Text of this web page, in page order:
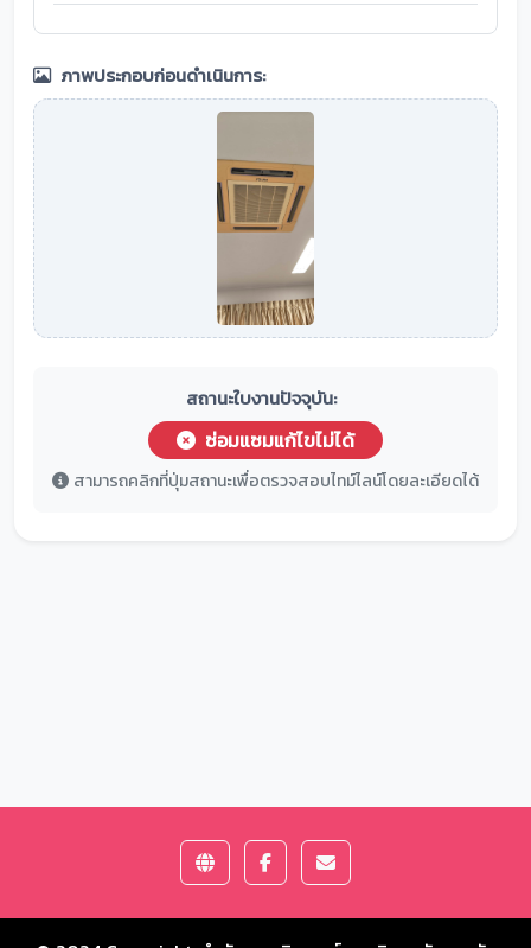
ภาพประกอบก่อนดำเนินการ:
สถานะใบงานปัจจุบัน:
ซ่อมแซมแก้ไขไม่ได้
สามารถคลิกที่ปุ่มสถานะเพื่อตรวจสอบไทม์ไลน์โดยละเอียดได้